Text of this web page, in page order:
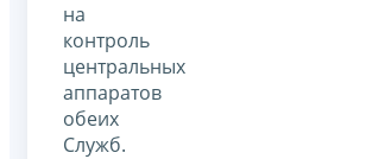
на
контроль
центральных
аппаратов
обеих
Служб.